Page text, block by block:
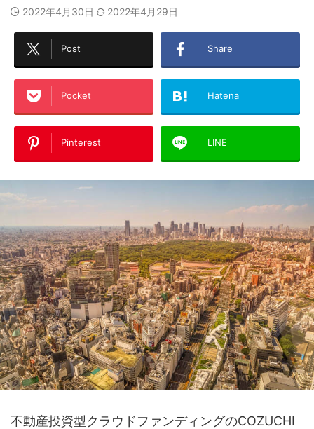
2022年4月30日 2022年4月29日
Post Share
Pocket Hatena
Pinterest LINE
不動産投資型クラウドファンディングのCOZUCHI